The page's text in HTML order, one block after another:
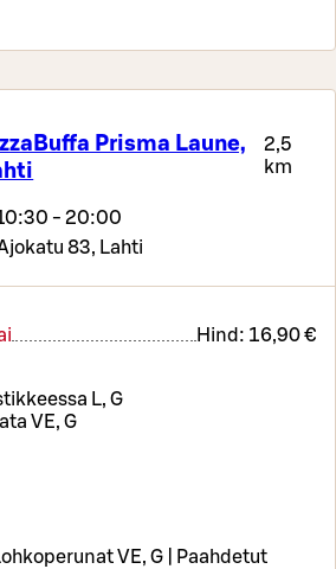
Prisma Laune,
2,5
km
- 20:00
83, Lahti
Hind: 16,90 €
L, G
VE, G
VE, G | Paahdetut